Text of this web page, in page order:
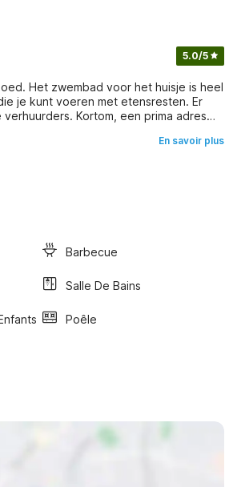
5.0/5
Het zwembad voor het huisje is heel
je kunt voeren met etensresten. Er
Kortom, een prima adres
En savoir plus
Barbecue
Salle De Bains
Poêle